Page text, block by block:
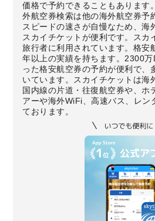
価格で予約できることもあります
外航空券検索は他の海外航空券予
スピードの速さが自慢なため、海
スカイチケットが便利です。スカ
旅行者に利用されています。格安
年以上の実績を持ちます。2300
った格安航空券の予約が便利で、
いています。スカイチケットは海
国内線の片道・往復航空券や、ホ
アーや海外WiFi、高速バス、レン
ております。